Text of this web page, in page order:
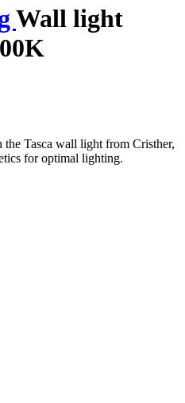
Wall light
Tasca wall light from Cristher,
for optimal lighting.